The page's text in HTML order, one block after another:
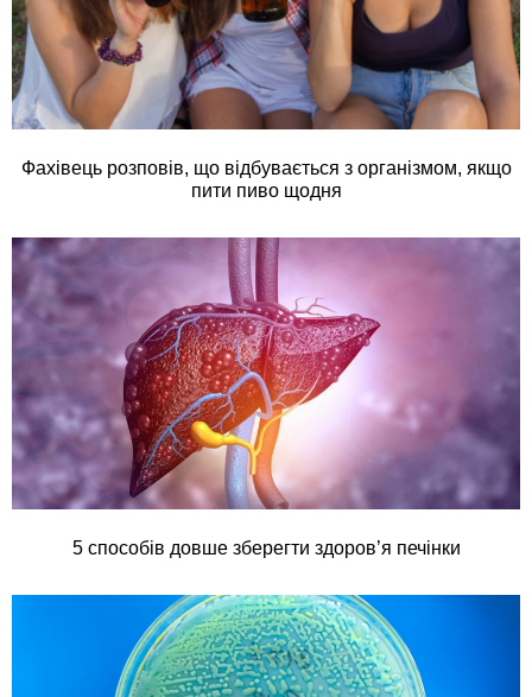
Фахівець розповів, що відбувається з організмом, якщо
пити пиво щодня
5 способів довше зберегти здоров’я печінки